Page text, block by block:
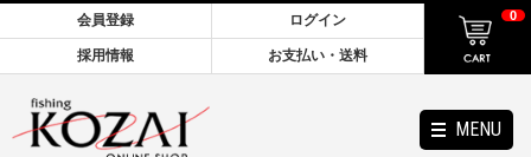
MENU
会員登録 ログイン
採用情報 お支払い・送料
0